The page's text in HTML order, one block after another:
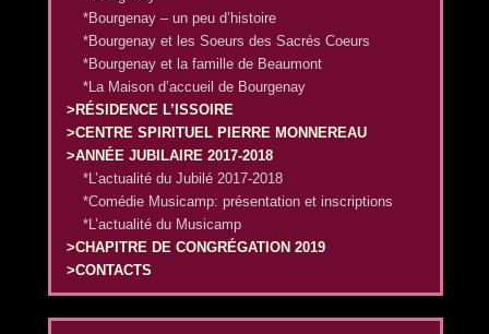
*Bourgenay – un peu d’histoire
*Bourgenay et les Soeurs des Sacrés Coeurs
*Bourgenay et la famille de Beaumont
*La Maison d’accueil de Bourgenay
>RÉSIDENCE L’ISSOIRE
>CENTRE SPIRITUEL PIERRE MONNEREAU
>ANNÉE JUBILAIRE 2017-2018
*L’actualité du Jubilé 2017-2018
*Comédie Musicamp: présentation et inscriptions
*L’actualité du Musicamp
>CHAPITRE DE CONGRÉGATION 2019
>CONTACTS